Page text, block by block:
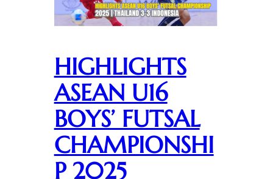
HIGHLIGHTS
ASEAN U16
BOYS’ FUTSAL
CHAMPIONSHI
P 2025